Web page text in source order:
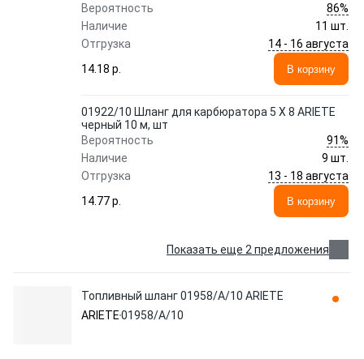
Вероятность
86%
Наличие
11 шт.
Отгрузка
14 - 16 августа
14.18 p.
В корзину
01922/10 Шланг для карбюратора 5 X 8 ARIETE
черный 10 м, шт
Вероятность
91%
Наличие
9 шт.
Отгрузка
13 - 18 августа
14.77 p.
В корзину
Показать еще 2 предложения
Топливный шланг 01958/A/10 ARIETE
ARIETE01958/A/10